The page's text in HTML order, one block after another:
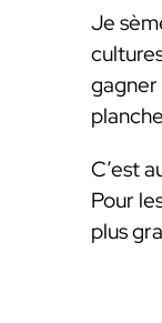
Je
gagner
C’est
Pour
plus